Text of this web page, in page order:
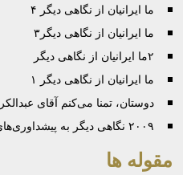
ما ایرانیان از نگاهی دیگر ۴
ما ایرانیان از نگاهی دیگر۳
۲ما ایرانیان از نگاهی دیگر
ما ایرانیان از نگاهی دیگر ۱
دوستان، تمنا می‌کنم آقای
۲۰۰۹ نگاهی دیگر به پیشداوری‌های ما
مقوله ها